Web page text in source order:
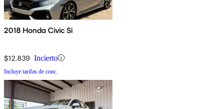
2018 Honda Civic Si
$12,839 Incierto
Incluye tarifas de conc.